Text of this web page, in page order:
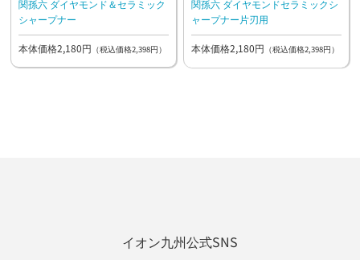
関孫六 ダイヤモンド＆セラミック
シャープナー
本体価格2,180円 （税込価格2,398円）
関孫六 ダイヤモンドセラミックシ
ャープナー片刃用
本体価格2,180円 （税込価格2,398円）
イオン九州公式SNS